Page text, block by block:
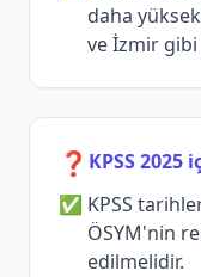
daha
ve İzmir
❓ KPSS
KPSS
ÖSYM'nin
edilmelidir.